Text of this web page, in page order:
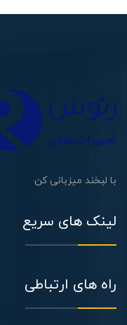
با لبخند میزبانی کن
لینک های سریع
راه های ارتباطی